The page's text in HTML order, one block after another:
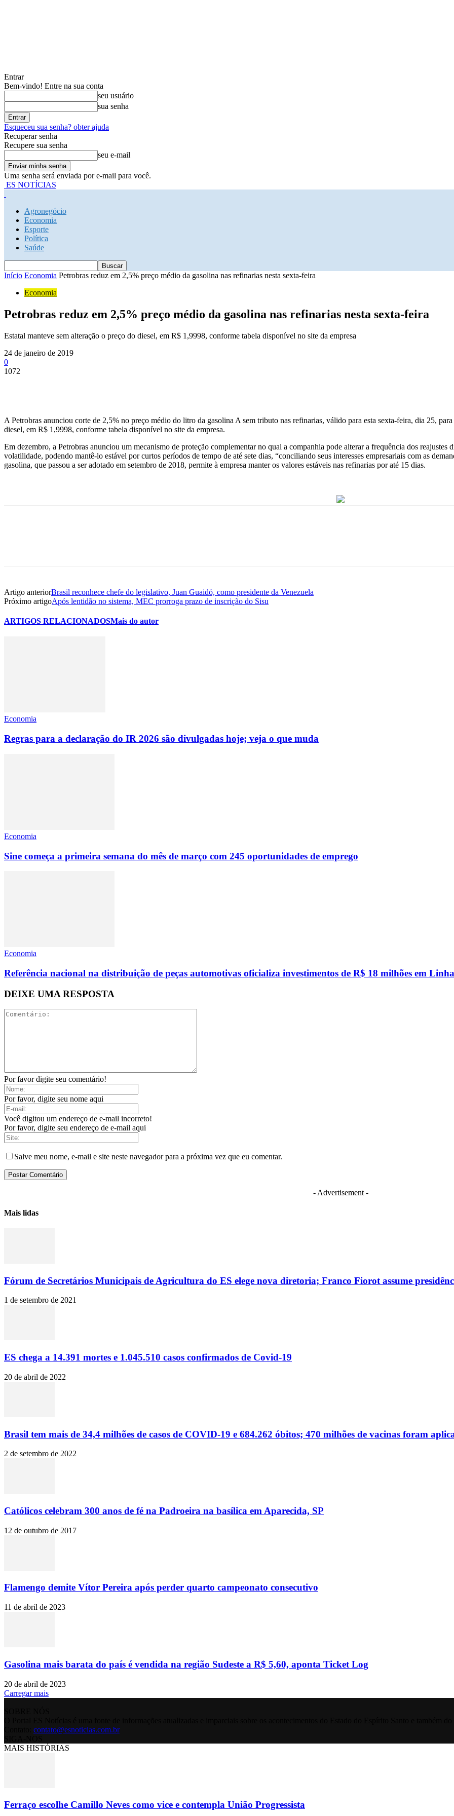
Entrar
Bem-vindo! Entre na sua conta
seu usuário
sua senha
Esqueceu sua senha? obter ajuda
Recuperar senha
Recupere sua senha
seu e-mail
Uma senha será enviada por e-mail para você.
ES NOTÍCIAS
Agronegócio
Economia
Esporte
Política
Saúde
Início Economia Petrobras reduz em 2,5% preço médio da gasolina nas refinarias nesta sexta-feira
Economia
Petrobras reduz em 2,5% preço médio da gasolina nas refinarias nesta sexta-feira
Estatal manteve sem alteração o preço do diesel, em R$ 1,9998, conforme tabela disponível no site da empresa
24 de janeiro de 2019
0
1072
A Petrobras anunciou corte de 2,5% no preço médio do litro da gasolina A sem tributo nas refinarias, válido para esta sexta-feira, dia 25,
diesel, em R$ 1,9998, conforme tabela disponível no site da empresa.
Em dezembro, a Petrobras anunciou um mecanismo de proteção complementar no qual a companhia pode alterar a frequência dos
volatilidade, podendo mantê-lo estável por curtos períodos de tempo de até sete dias, “conciliando seus interesses empresariais com as
gasolina, que passou a ser adotado em setembro de 2018, permite à empresa manter os valores estáveis nas refinarias por até 15 dias.
Artigo anteriorBrasil reconhece chefe do legislativo, Juan Guaidó, como presidente da Venezuela
Próximo artigoApós lentidão no sistema, MEC prorroga prazo de inscrição do Sisu
ARTIGOS RELACIONADOSMais do autor
Economia
Regras para a declaração do IR 2026 são divulgadas hoje; veja o que muda
Economia
Sine começa a primeira semana do mês de março com 245 oportunidades de emprego
Economia
Referência nacional na distribuição de peças automotivas oficializa investimentos de R$ 18 milhões em
DEIXE UMA RESPOSTA
Por favor digite seu comentário!
Por favor, digite seu nome aqui
Você digitou um endereço de e-mail incorreto!
Por favor, digite seu endereço de e-mail aqui
Salve meu nome, e-mail e site neste navegador para a próxima vez que eu comentar.
- Advertisement -
Mais lidas
Fórum de Secretários Municipais de Agricultura do ES elege nova diretoria; Franco Fiorot assume
1 de setembro de 2021
ES chega a 14.391 mortes e 1.045.510 casos confirmados de Covid-19
20 de abril de 2022
Brasil tem mais de 34,4 milhões de casos de COVID-19 e 684.262 óbitos; 470 milhões de vacinas foram
2 de setembro de 2022
Católicos celebram 300 anos de fé na Padroeira na basílica em Aparecida, SP
12 de outubro de 2017
Flamengo demite Vítor Pereira após perder quarto campeonato consecutivo
11 de abril de 2023
Gasolina mais barata do país é vendida na região Sudeste a R$ 5,60, aponta Ticket Log
20 de abril de 2023
Carregar mais
contato@esnoticias.com.br
MAIS HISTÓRIAS
Ferraço escolhe Camillo Neves como vice e contempla União Progressista